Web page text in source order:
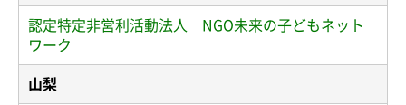
認定特定非営利活動法人 NGO未来の子どもネット
ワーク
山梨